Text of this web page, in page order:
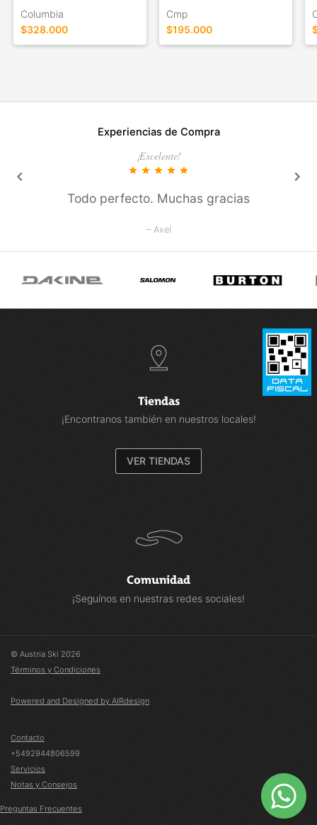
Columbia
$328.000
Cmp
$195.000
Experiencias de Compra
¡Excelente!
star star star star star
Todo perfecto. Muchas gracias
– Axel
keyboard_arrow_left keyboard_arrow_right
Tiendas
¡Encontranos también en nuestros locales!
VER TIENDAS
Comunidad
¡Seguínos en nuestras redes sociales!
© Austria Ski 2026
Términos y Condiciones
Powered and Designed by AIRdesign
Contacto
+5492944806599
Servicios
Notas y Consejos
Preguntas Frecuentes